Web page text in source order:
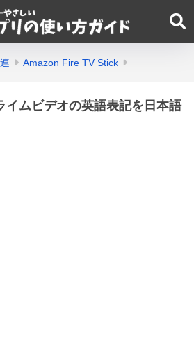
Amazon Fire TV Stick
ムビデオの英語表記を日本語